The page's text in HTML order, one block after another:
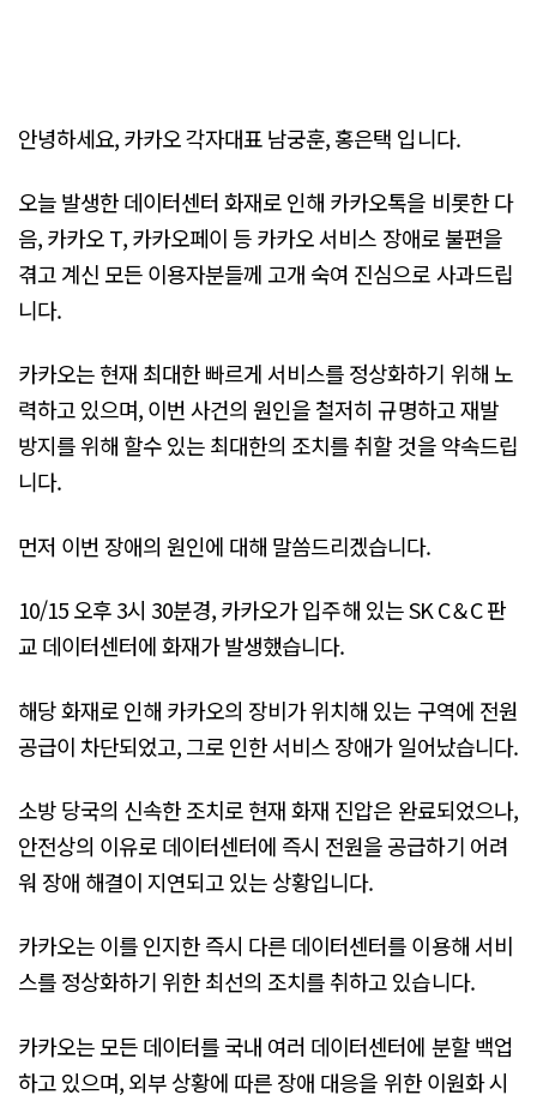
안녕하세요, 카카오 각자대표 남궁훈, 홍은택 입니다.
오늘 발생한 데이터센터 화재로 인해 카카오톡을 비롯한 다
음, 카카오 T, 카카오페이 등 카카오 서비스 장애로 불편을
겪고 계신 모든 이용자분들께 고개 숙여 진심으로 사과드립
니다.
카카오는 현재 최대한 빠르게 서비스를 정상화하기 위해 노
력하고 있으며, 이번 사건의 원인을 철저히 규명하고 재발
방지를 위해 할수 있는 최대한의 조치를 취할 것을 약속드립
니다.
먼저 이번 장애의 원인에 대해 말씀드리겠습니다.
10/15 오후 3시 30분경, 카카오가 입주해 있는 SK C＆C 판
교 데이터센터에 화재가 발생했습니다.
해당 화재로 인해 카카오의 장비가 위치해 있는 구역에 전원
공급이 차단되었고, 그로 인한 서비스 장애가 일어났습니다.
소방 당국의 신속한 조치로 현재 화재 진압은 완료되었으나,
안전상의 이유로 데이터센터에 즉시 전원을 공급하기 어려
워 장애 해결이 지연되고 있는 상황입니다.
카카오는 이를 인지한 즉시 다른 데이터센터를 이용해 서비
스를 정상화하기 위한 최선의 조치를 취하고 있습니다.
카카오는 모든 데이터를 국내 여러 데이터센터에 분할 백업
하고 있으며, 외부 상황에 따른 장애 대응을 위한 이원화 시